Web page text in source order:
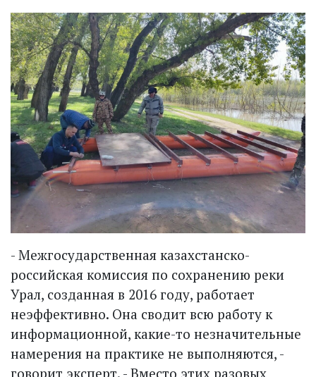
- Межгосударственная казах­станско-
российская комиссия по сохранению реки
Урал, созданная в 2016 году, работает
неэффективно. Она сводит всю работу к
информационной, какие-то незначительные
намерения на прак­тике не выполняются, -
говорит эксперт. - Вместо этих разовых